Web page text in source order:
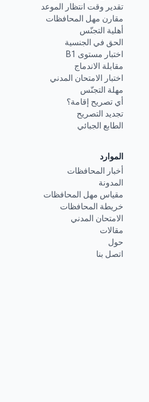
تقدير وقت انتظار الموعد
مقارن مهل المحافظات
أهلية التجنّس
الحق في الجنسية
اختبار مستوى B1
مقابلة الاندماج
اختبار الامتحان المدني
مهلة التجنّس
أي تصريح إقامة؟
تجديد التصريح
الطابع الجبائي
الموارد
أخبار المحافظات
المدونة
مقياس مهل المحافظات
خريطة المحافظات
الامتحان المدني
مقالات
حول
اتصل بنا